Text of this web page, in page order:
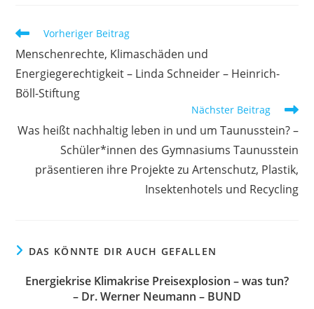
Vorheriger Beitrag
Menschenrechte, Klimaschäden und
Energiegerechtigkeit – Linda Schneider – Heinrich-
Böll-Stiftung
Nächster Beitrag
Was heißt nachhaltig leben in und um Taunusstein? –
Schüler*innen des Gymnasiums Taunusstein
präsentieren ihre Projekte zu Artenschutz, Plastik,
Insektenhotels und Recycling
DAS KÖNNTE DIR AUCH GEFALLEN
Energiekrise Klimakrise Preisexplosion – was tun?
– Dr. Werner Neumann – BUND